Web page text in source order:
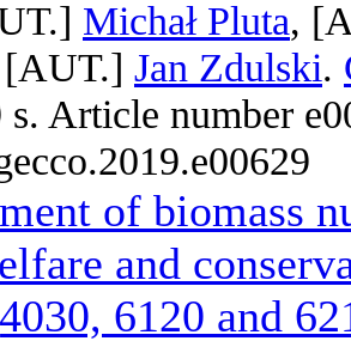
Michał Pluta,
Jan Zdulski.
s. Article number
of biomass
and
6120 and